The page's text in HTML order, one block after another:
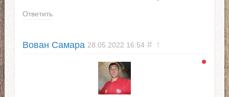
Ответить
Вован Самара 28.05.2022 16:54 # ↑